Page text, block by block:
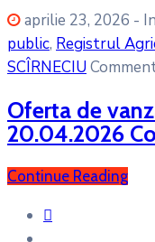
aprilie 23, 2026 - In
public‚ Registrul
SCÎRNECIU
Oferta de
20.04.2026
Continue Reading